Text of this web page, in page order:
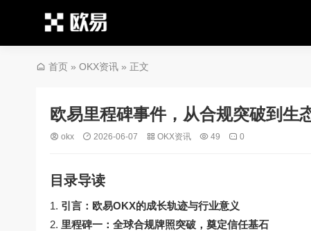
首页 » OKX资讯 » 正文
欧易里程碑事件，从合规突破到生
okx 2026-06-07 OKX资讯 49 0
目录导读
引言：欧易OKX的成长轨迹与行业意义
里程碑一：全球合规牌照突破，奠定信任基石